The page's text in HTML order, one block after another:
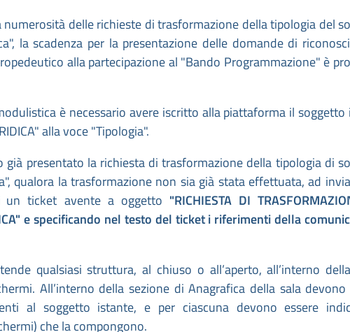
delle richieste di trasformazione della tipologia del
la scadenza per la presentazione delle domande di
alla partecipazione al "Bando Programmazione" è
è necessario avere iscritto alla piattaforma il
alla voce "Tipologia".
presentato la richiesta di trasformazione della tipologia di
qualora la trasformazione non sia già stata effettuata, ad
un ticket avente a oggetto "RICHIESTA DI
e specificando nel testo del ticket i riferimenti della
qualsiasi struttura, al chiuso o all’aperto, all’interno
All’interno della sezione di Anagrafica della sala devono
al soggetto istante, e per ciascuna devono essere
che la compongono.